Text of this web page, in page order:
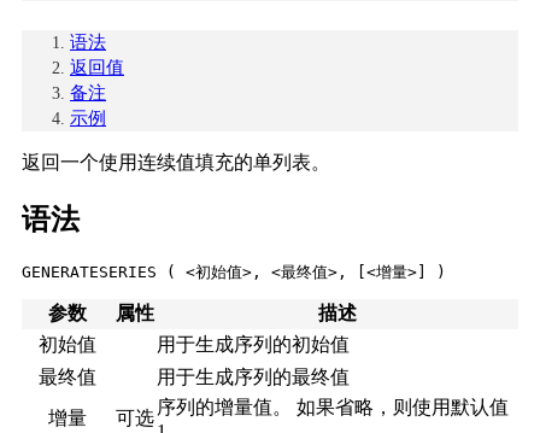
语法
返回值
备注
示例
返回一个使用连续值填充的单列表。
语法
GENERATESERIES ( <初始值>, <最终值>, [<增量>] )
参数 属性
描述
初始值
用于生成序列的初始值
最终值
用于生成序列的最终值
增量
可选
序列的增量值。
如果省略，则使用默认值